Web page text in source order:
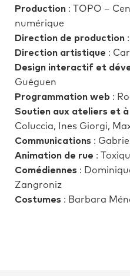
Production : TOPO –
numérique
Direction de production
Direction artistique :
Design interactif et
Guéguen
Programmation web :
Soutien aux ateliers et
Coluccia, Ines Giorgi,
Communications :
Animation de rue :
Comédiennes :
Zangroniz
Costumes : Barbara